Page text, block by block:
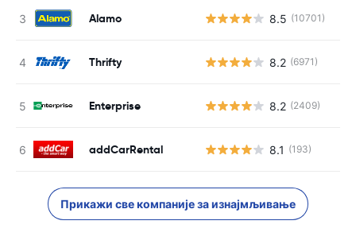
Alamo 8.5 (10701)
Thrifty 8.2 (6971)
Enterprise 8.2 (2409)
addCarRental 8.1 (193)
Прикажи све компаније за изнајмљивање